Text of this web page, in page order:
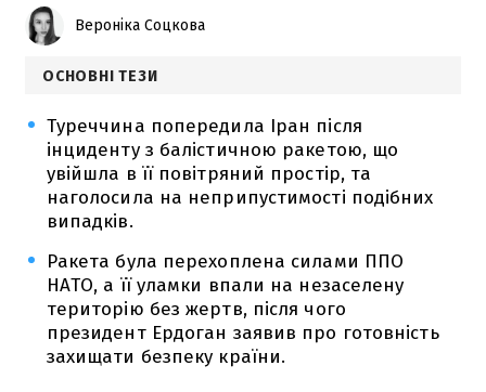
Вероніка Соцкова
ОСНОВНІ ТЕЗИ
Туреччина попередила Іран після
інциденту з балістичною ракетою, що
увійшла в її повітряний простір, та
наголосила на неприпустимості подібних
випадків.
Ракета була перехоплена силами ППО
НАТО, а її уламки впали на незаселену
територію без жертв, після чого
президент Ердоган заявив про готовність
захищати безпеку країни.